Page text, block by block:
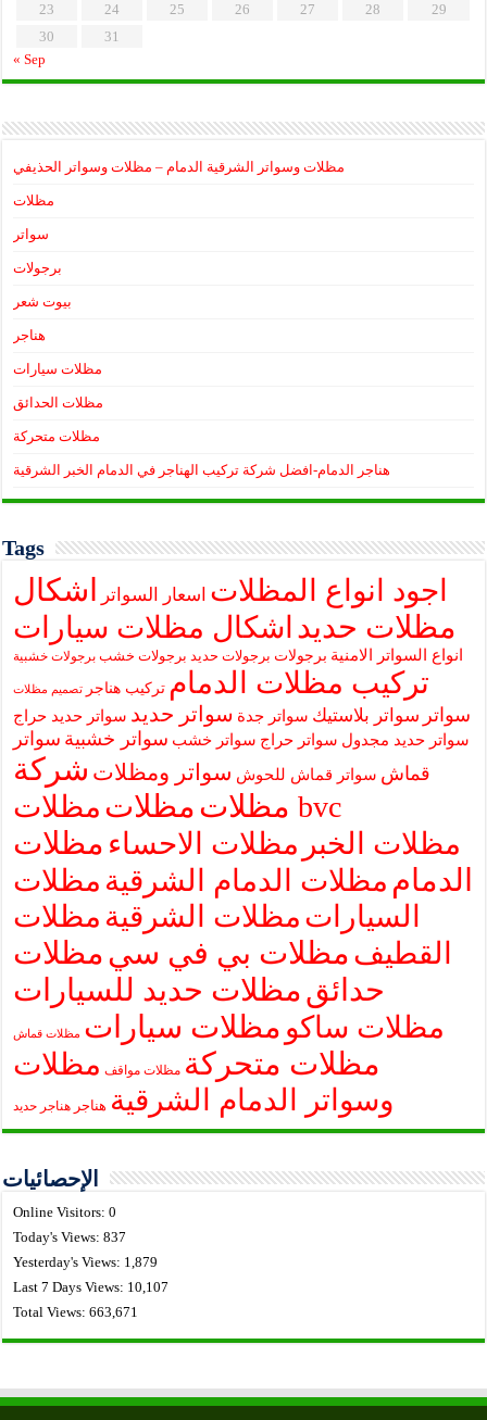
23
24 25 26 27 28
29
30
31
« Sep
مظلات وسواتر الشرقية الدمام – مظلات وسواتر الحذيفي
مظلات
سواتر
برجولات
بيوت شعر
هناجر
مظلات سيارات
مظلات الحدائق
مظلات متحركة
هناجر الدمام-افضل شركة تركيب الهناجر في الدمام الخبر الشرقية
Tags
اجود انواع المظلات اسعار السواتر
اشكال
مظلات حديد اشكال مظلات سيارات
انواع السواتر الامنية برجولات برجولات حديد برجولات خشب برجولات خشبية
تركيب مظلات الدمام تركيب هناجر تصميم مظلات
سواتر سواتر بلاستيك سواتر جدة سواتر حديد سواتر حديد حراج
سواتر حديد مجدول سواتر حراج سواتر خشب سواتر خشبية سواتر
قماش سواتر قماش للحوش سواتر ومظلات شركة
مظلاتمظلات
مظلات bvc
مظلات الخبر مظلات الاحساء مظلات
الدمام مظلات الدمام الشرقية مظلات
السياراتمظلات الشرقية مظلات
القطيفمظلات بي في سيمظلات
حدائقمظلات حديد للسيارات
مظلات ساكو مظلات سيارات مظلات قماش
مظلات متحركة مظلات مواقف مظلات
وسواتر الدمام الشرقية هناجر هناجر حديد
الإحصائيات
Online Visitors:0
Today's Views:837
Yesterday's Views: 1,879
Last 7 Days Views: 10,107
Total Views:663,671